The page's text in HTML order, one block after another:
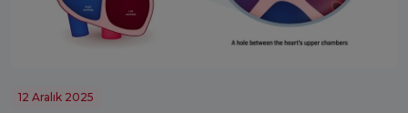
12 Aralık 2025